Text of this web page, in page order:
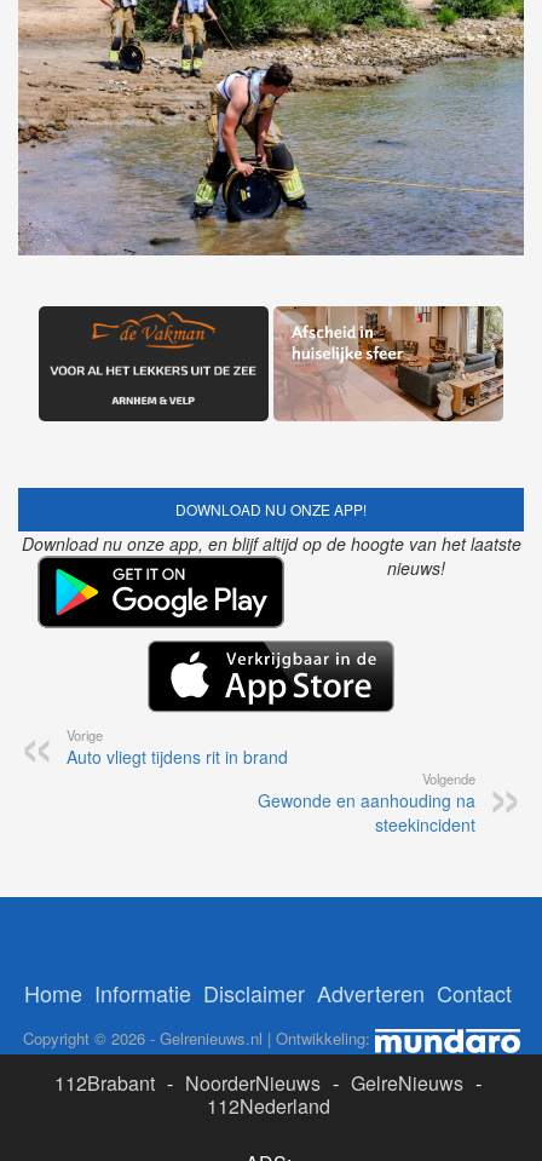
DOWNLOAD NU ONZE APP!
Download nu onze app, en blijf altijd op de hoogte van het laatste
nieuws!
Vorige
Auto vliegt tijdens rit in brand
Volgende
Gewonde en aanhouding na
steekincident
Home Informatie Disclaimer Adverteren Contact
Copyright © 2026 - Gelrenieuws.nl | Ontwikkeling:
112Brabant - NoorderNieuws - GelreNieuws -
112Nederland